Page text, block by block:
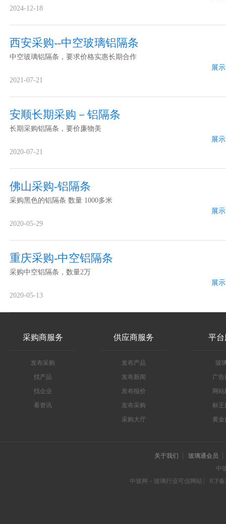
2024-12-18
西安采购--中空玻璃铝隔条
中空玻璃铝隔条，要求价格实惠长期合作
展
2021-07-21
安顺长期采购－铝隔条
长期采购铝隔条，要价廉物美
展
2020-07-21
佛山采购-铝隔条
采购黑色的铝隔条 数量 1000多米
展
2020-05-29
重庆采购-中空铝隔条
采购中空铝隔条，数量2万
展
2020-05-13
采购商服务
发布采购
找产品
找企业
看资讯
供应商服务
发布产品
发布新闻
发布报价
发布采购
采购大厅
平
玻
广告
网
标王
黄金
关于我们
玻璃通会员
中
中玻网－玻璃行业可信网站
ICP